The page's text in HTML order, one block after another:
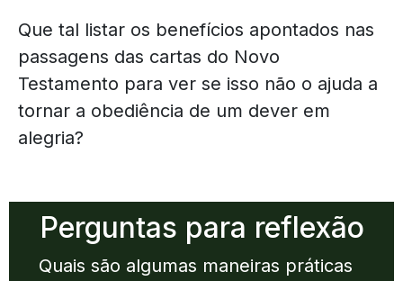
Que tal listar os benefícios apontados nas
passagens das cartas do Novo
Testamento para ver se isso não o ajuda a
tornar a obediência de um dever em
alegria?
Perguntas para reflexão
Quais são algumas maneiras práticas